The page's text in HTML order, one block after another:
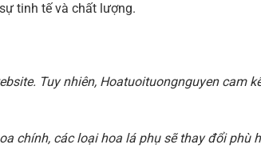
tinh tế và chất lượng.
Tuy nhiên, Hoatuoituongnguyen cam
chính, các loại hoa lá phụ sẽ thay đổi phù